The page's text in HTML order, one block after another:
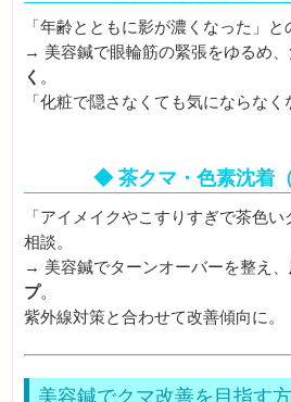
「年齢とともに影が濃くなった」と
→ 美容鍼で眼輪筋の緊張をゆるめ、
く 。
「化粧で隠さなくても気にならなく
◆ 茶クマ・色素沈着（
「アイメイクやこすりすぎで茶色
相談。
→ 美容鍼でターンオーバーを整え、
プ。
紫外線対策と合わせて改善傾向に。
美容鍼でクマ改善を目指す